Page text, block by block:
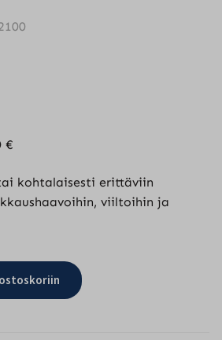
€
kohtalaisesti erittäviin
viiltoihin ja